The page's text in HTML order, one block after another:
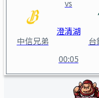
中信兄弟
vs
澄清湖
00:05
台
樂天桃猿 vs